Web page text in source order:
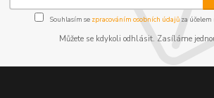
Souhlasím se zpracováním osobních údajůza účelem
Můžete se kdykoli odhlásit. Zasíláme